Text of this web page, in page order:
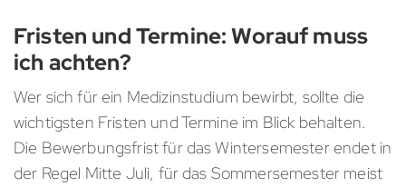
Fristen und Termine: Worauf muss
ich achten?
Wer sich für ein Medizinstudium bewirbt, sollte die
wichtigsten Fristen und Termine im Blick behalten.
Die Bewerbungsfrist für das Wintersemester endet in
der Regel Mitte Juli, für das Sommersemester meist